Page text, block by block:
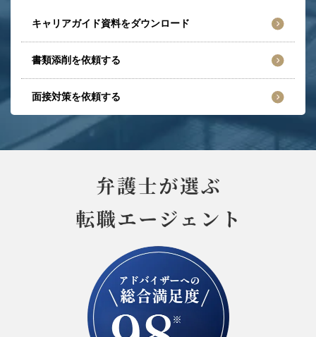
キャリアガイド資料をダウンロード
書類添削を依頼する
面接対策を依頼する